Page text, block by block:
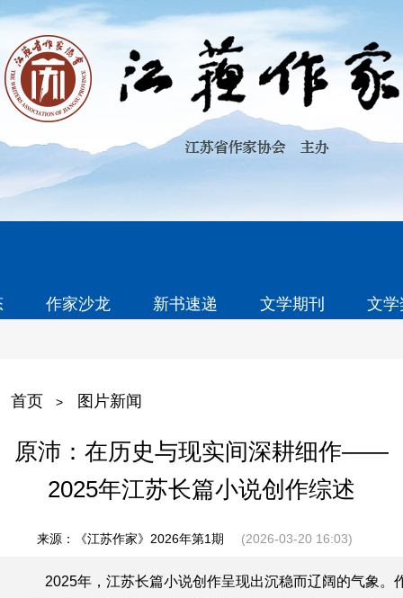
作家沙龙 新书速递 文学期刊 文
首页 > 图片新闻
原沛：在历史与现实间深耕细作——
2025年江苏长篇小说创作综述
来源：《江苏作家》2026年第1期 (2026-03-20 16:03)
2025年，江苏长篇小说创作呈现出沉稳而辽阔的气象。